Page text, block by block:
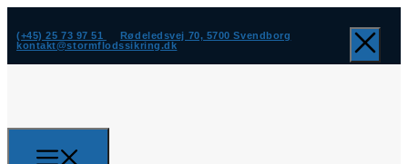
(+45) 25 73 97 51
Rødeledsvej 70, 5700 Svendborg
kontakt@stormflodssikring.dk